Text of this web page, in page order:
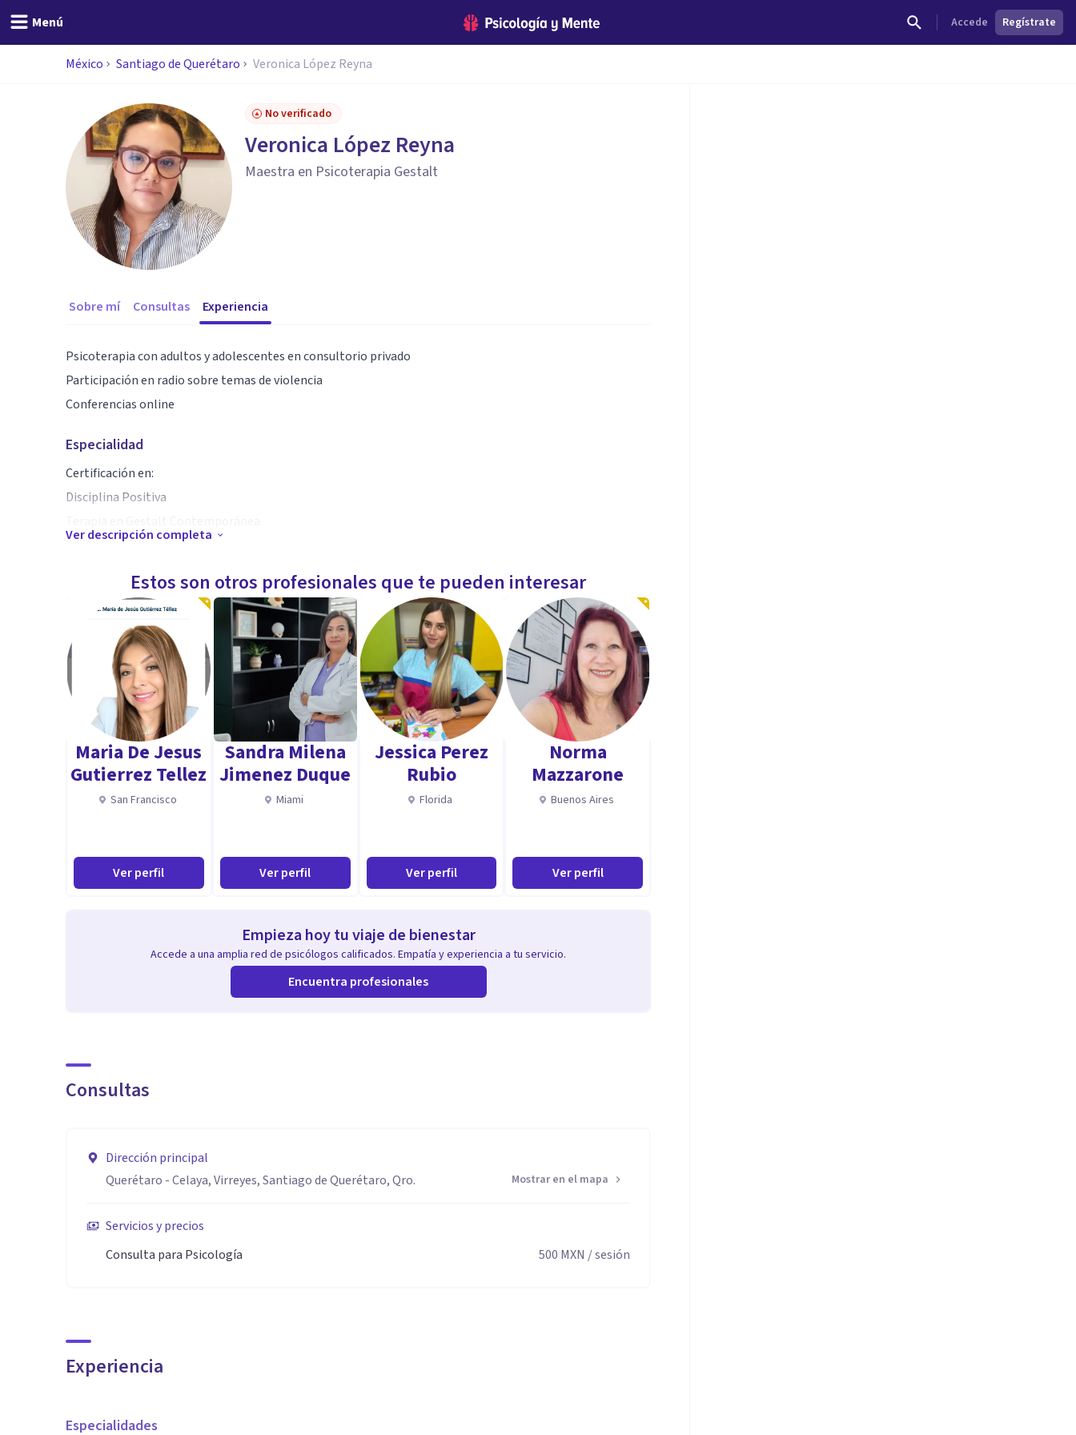
Menú Accede Regístrate
México Santiago de Querétaro Veronica López Reyna
No verificado
Veronica López Reyna
Maestra en Psicoterapia Gestalt
Sobre mí Consultas Experiencia
Psicoterapia con adultos y adolescentes en consultorio privado
Participación en radio sobre temas de violencia
Conferencias online
Especialidad
Certificación en:
Disciplina Positiva
Primeros Auxilios psicológicos.
Tanatologia
Ver descripción completa
Estos son otros profesionales que te pueden interesar
Maria De Jesus
Gutierrez Tellez
San Francisco
Ver perfil
Sandra Milena
Jimenez Duque
Miami
Ver perfil
Jessica Perez
Rubio
Florida
Ver perfil
Norma
Mazzarone
Buenos Aires
Ver perfil
Empieza hoy tu viaje de bienestar
Accede a una amplia red de psicólogos calificados. Empatía y experiencia a tu servicio.
Encuentra profesionales
Consultas
Dirección principal
Querétaro - Celaya, Virreyes, Santiago de Querétaro, Qro.
Mostrar en el mapa
Servicios y precios
Consulta para Psicología
500 MXN / sesión
Experiencia
Especialidades